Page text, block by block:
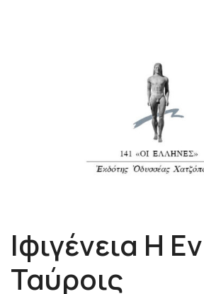
Ιφιγένεια Η Εν
Ταύροις